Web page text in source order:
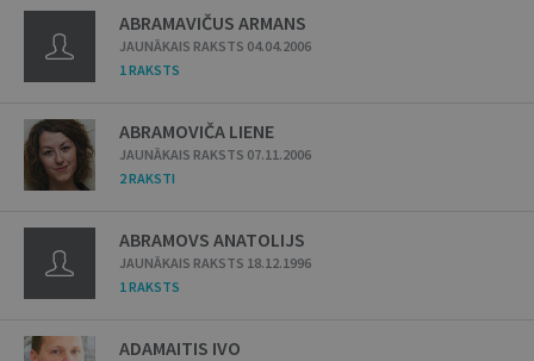
ABRAMAVIČUS ARMANS
JAUNĀKAIS RAKSTS 04.04.2006
1 RAKSTS
ABRAMOVIČA LIENE
JAUNĀKAIS RAKSTS 07.11.2006
2 RAKSTI
ABRAMOVS ANATOLIJS
JAUNĀKAIS RAKSTS 18.12.1996
1 RAKSTS
ADAMAITIS IVO